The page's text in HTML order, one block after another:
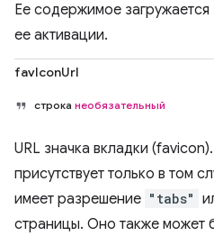
Ее содержимое
ее активации.
favIconUrl
строка необязательный
URL значка вкладки
присутствует только в том
имеет разрешение "tabs"
страницы. Оно также может